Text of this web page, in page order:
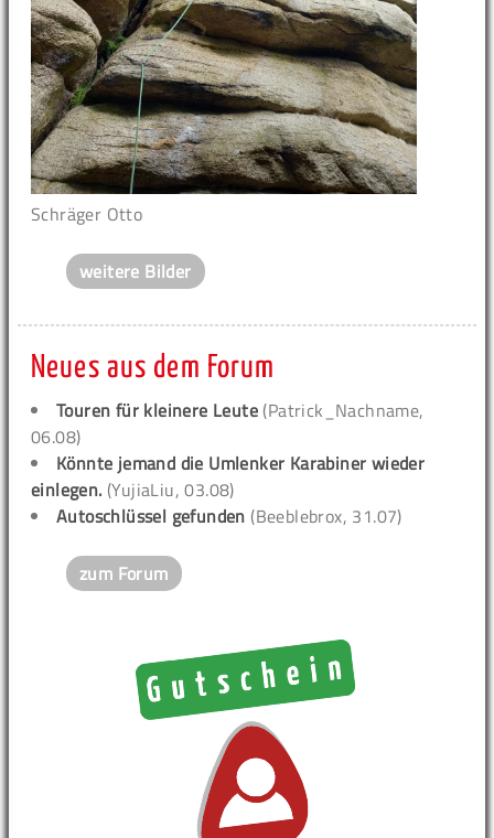
Schräger Otto
weitere Bilder
Neues aus dem Forum
Touren für kleinere Leute (Patrick_Nachname,
06.08)
Könnte jemand die Umlenker Karabiner wieder
einlegen. (YujiaLiu, 03.08)
Autoschlüssel gefunden (Beeblebrox, 31.07)
zum Forum